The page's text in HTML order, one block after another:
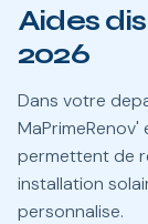
Aides
2026
Dans votre
permettent de
installation
personnalise.